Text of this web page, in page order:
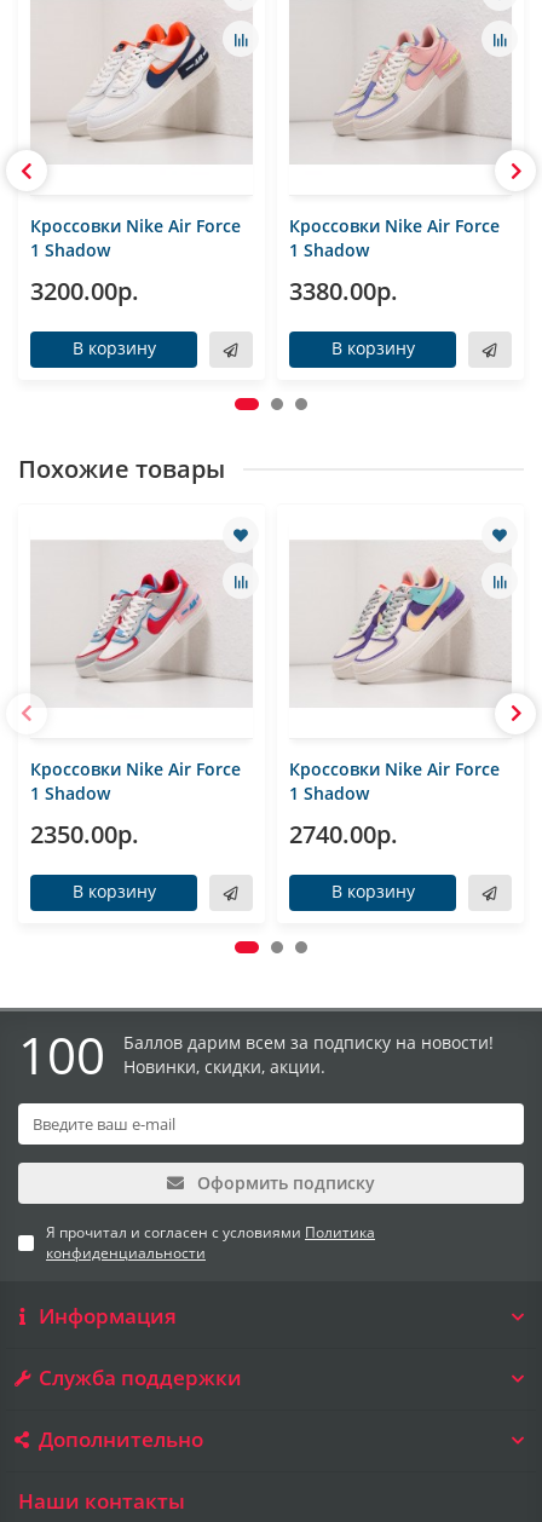
Кроссовки Nike Air Force
1 Shadow
3200.00р.
В корзину
Кроссовки Nike Air Force
1 Shadow
3380.00р.
В корзину
Похожие товары
Кроссовки Nike Air Force
1 Shadow
2350.00р.
В корзину
Кроссовки Nike Air Force
1 Shadow
2740.00р.
В корзину
100
Баллов дарим всем за подписку на новости!
Новинки, скидки, акции.
Оформить подписку
Я прочитал и согласен с условиями Политика
конфиденциальности
Информация
Служба поддержки
Дополнительно
Наши контакты